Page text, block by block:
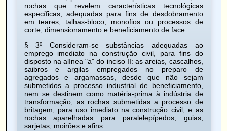
rochas que revelem características tecnológicas
específicas, adequadas para fins de desdobramento
em teares, talhas-bloco, monofios ou processos de
corte, dimensionamento e beneficiamento de face.
§ 3º Consideram-se substâncias adequadas ao
emprego imediato na construção civil, para fins do
disposto na alínea "a" do inciso II: as areias, cascalhos,
saibros e argilas empregados no preparo de
agregados e argamassas, desde que não sejam
submetidos a processo industrial de beneficiamento,
nem se destinem como matéria-prima à indústria de
transformação; as rochas submetidas a processo de
britagem, para uso imediato na construção civil; e as
rochas aparelhadas para paralelepípedos, guias,
sarjetas, moirões e afins.